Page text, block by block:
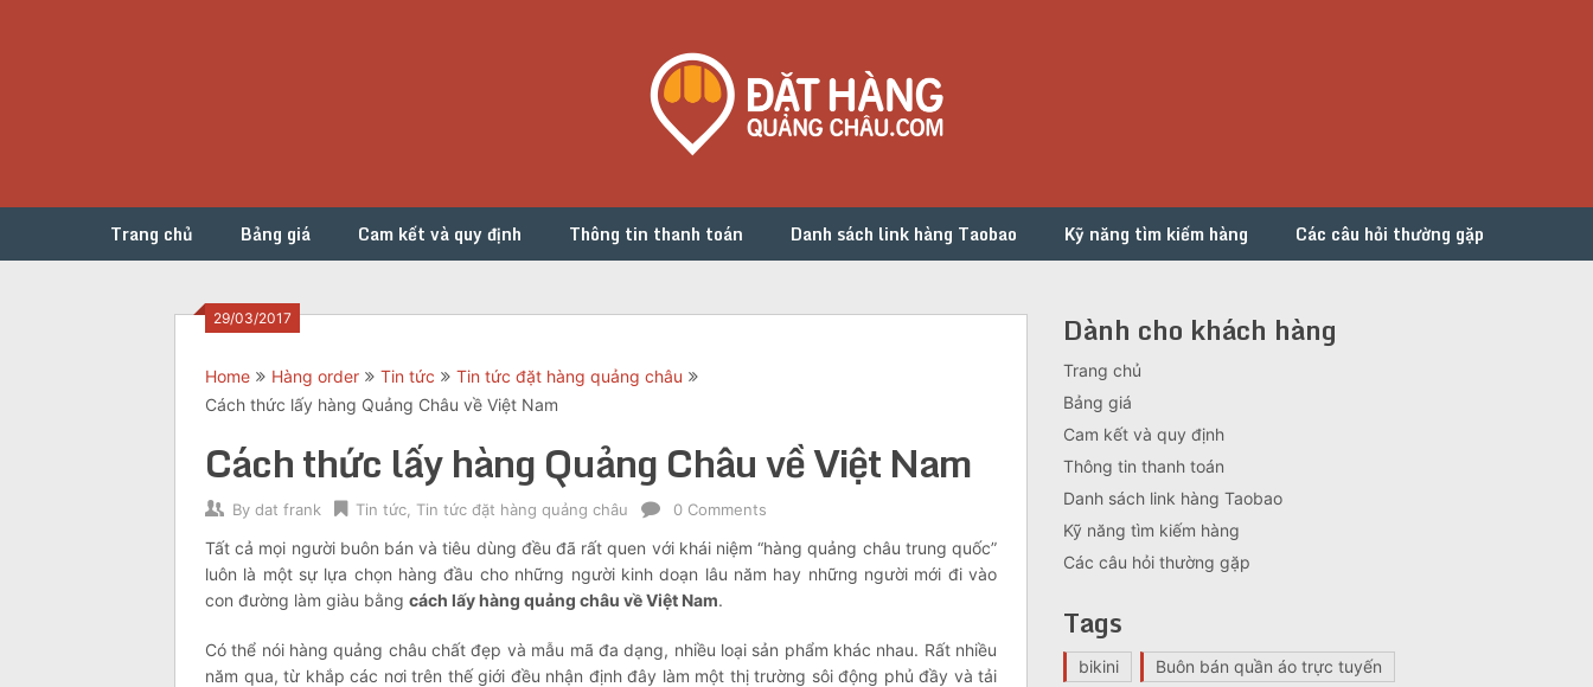
Trang chủ Bảng giá Cam kết và quy định Thông tin thanh toán Danh sách link hàng Taobao Kỹ năng tìm kiếm hàng Các câu hỏi thường gặp
29/03/2017
Home Hàng order Tin tức
Tin tức đặt hàng quảng châu
Cách thức lấy hàng Quảng Châu về Việt Nam
Cách thức lấy hàng Quảng Châu về Việt Nam
By dat frank Tin tức Tin tức đặt hàng quảng châu 0 Comments
Tất cả mọi người buôn bán và tiêu dùng đều đã rất quen với khái niệm “hàng quảng châu trung quốc”
luôn là một sự lựa chọn hàng đầu cho những người kinh doạn lâu năm hay những người mới đi vào
con đường làm giàu bằng cách lấy hàng quảng châu về Việt Nam.
Có thể nói hàng quảng châu chất đẹp và mẫu mã đa dạng, nhiều loại sản phẩm khác nhau. Rất nhiều
năm qua, từ khắp các nơi trên thế giới đều nhận định đây làm một thị trường sôi động phủ đầy và tải
Dành cho khách hàng
Trang chủ
Bảng giá
Cam kết và quy định
Thông tin thanh toán
Danh sách link hàng Taobao
Kỹ năng tìm kiếm hàng
Các câu hỏi thường gặp
Tags
bikini Buôn bán quần áo trực tuyến